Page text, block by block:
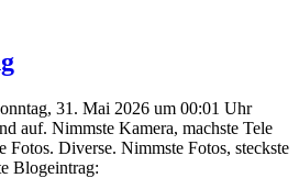
31. Mai 2026 um 00:01 Uhr
auf. Nimmste Kamera, machste Tele
Fotos. Diverse. Nimmste Fotos, steckste
Blogeintrag: